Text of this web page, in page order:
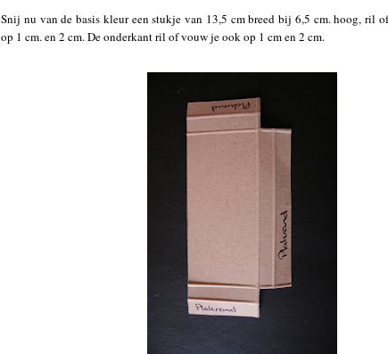
Snij nu van de basis kleur een stukje van 13,5 cm breed bij 6,5 cm. hoog, ril
op 1 cm. en 2 cm. De onderkant ril of vouw je ook op 1 cm en 2 cm.